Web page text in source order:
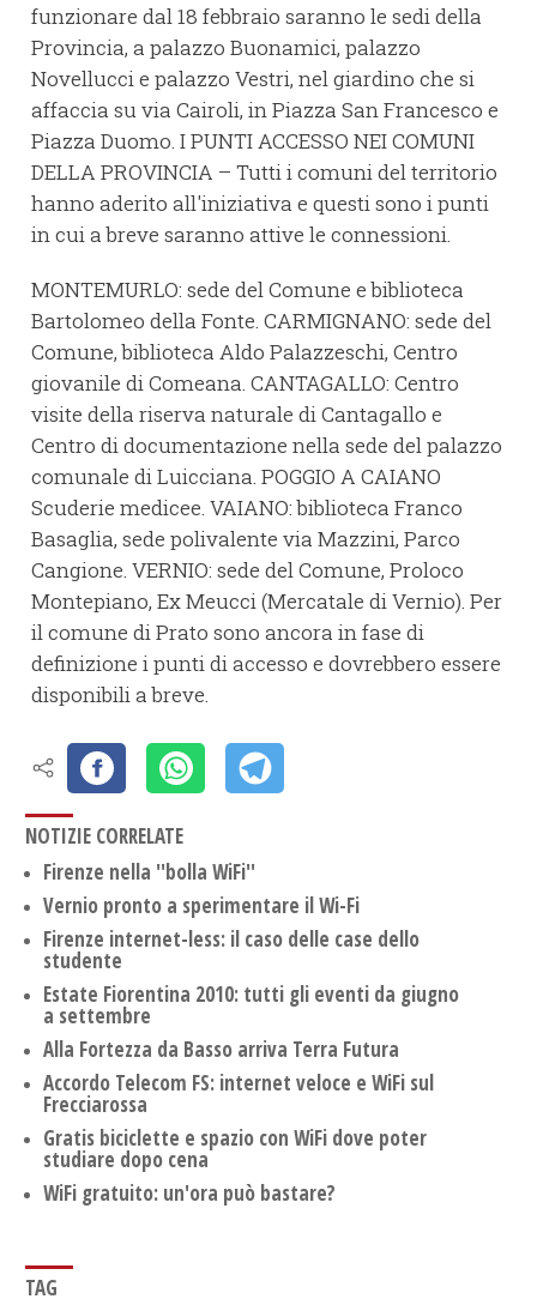
funzionare dal 18 febbraio saranno le sedi della
Provincia, a palazzo Buonamici, palazzo
Novellucci e palazzo Vestri, nel giardino che si
affaccia su via Cairoli, in Piazza San Francesco e
Piazza Duomo. I PUNTI ACCESSO NEI COMUNI
DELLA PROVINCIA – Tutti i comuni del territorio
hanno aderito all'iniziativa e questi sono i punti
in cui a breve saranno attive le connessioni.
MONTEMURLO: sede del Comune e biblioteca
Bartolomeo della Fonte. CARMIGNANO: sede del
Comune, biblioteca Aldo Palazzeschi, Centro
giovanile di Comeana. CANTAGALLO: Centro
visite della riserva naturale di Cantagallo e
Centro di documentazione nella sede del palazzo
comunale di Luicciana. POGGIO A CAIANO
Scuderie medicee. VAIANO: biblioteca Franco
Basaglia, sede polivalente via Mazzini, Parco
Cangione. VERNIO: sede del Comune, Proloco
Montepiano, Ex Meucci (Mercatale di Vernio). Per
il comune di Prato sono ancora in fase di
definizione i punti di accesso e dovrebbero essere
disponibili a breve.
NOTIZIE CORRELATE
Firenze nella ''bolla WiFi''
Vernio pronto a sperimentare il Wi-Fi
Firenze internet-less: il caso delle case dello
studente
Estate Fiorentina 2010: tutti gli eventi da giugno
a settembre
Alla Fortezza da Basso arriva Terra Futura
Accordo Telecom FS: internet veloce e WiFi sul
Frecciarossa
Gratis biciclette e spazio con WiFi dove poter
studiare dopo cena
WiFi gratuito: un'ora può bastare?
TAG